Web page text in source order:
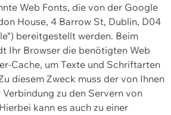
Web Fonts, die von der Google
House, 4 Barrow St, Dublin, D04
bereitgestellt werden. Beim
Ihr Browser die benötigten Web
Cache, um Texte und Schriftarten
diesem Zweck muss der von Ihnen
zu den Servern von
kann es auch zu einer